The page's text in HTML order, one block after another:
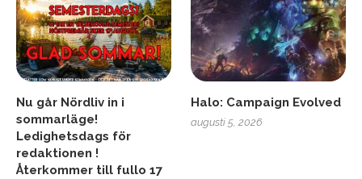
Nu går Nördliv in i
sommarläge!
Ledighetsdags för
redaktionen !
Återkommer till fullo 17
Halo: Campaign Evolved
augusti 5, 2026